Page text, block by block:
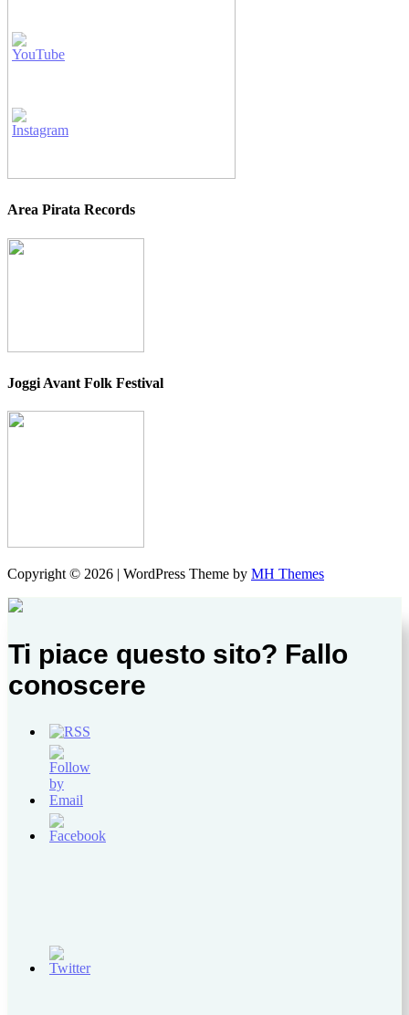
Area Pirata Records
Joggi Avant Folk Festival
Copyright © 2026 | WordPress Theme by MH Themes
Ti piace questo sito? Fallo
conoscere